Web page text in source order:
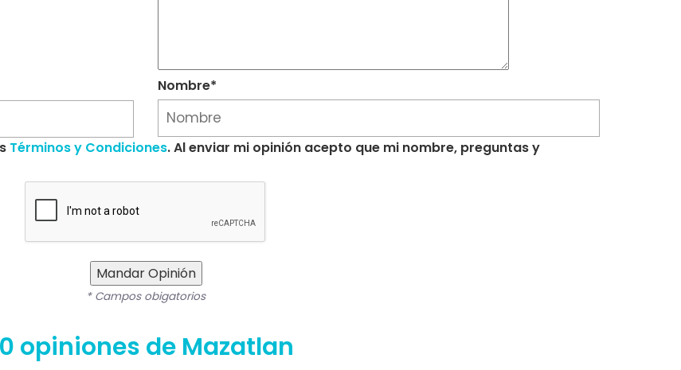
Nombre*
Términos y Condiciones. Al enviar mi opinión acepto que mi nombre, preguntas y
Mandar Opinión
* Campos obigatorios
0 opiniones de Mazatlan